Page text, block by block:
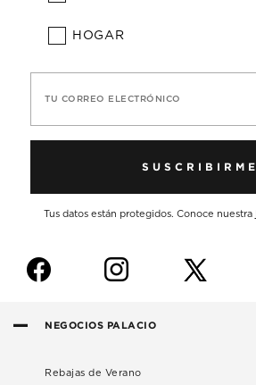
HOGAR
TU CORREO ELECTRÓNICO
SUSCRIBIRME
Tus datos están protegidos. Conoce nuestra
f i
NEGOCIOS PALACIO
Rebajas de Verano